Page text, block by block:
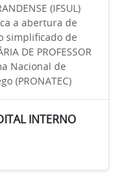
(IFSUL)
a abertura de
simplificado de
DE PROFESSOR
Nacional de
(PRONATEC)
INTERNO